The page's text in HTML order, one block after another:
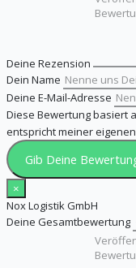
Deine Rezension
Dein Name
Deine E-Mail-Adresse
Diese Bewertung basiert
entspricht meiner
Gib Deine
×
Nox Logistik GmbH
Deine Gesamtbewertung